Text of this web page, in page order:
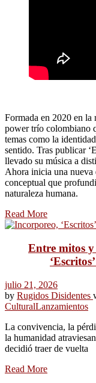
Formada en 2020 en la
power trío colombiano
temas como la
sentido. Tras publicar
llevado su música a
Ahora inicia una nueva
conceptual que
naturaleza humana.
Read More
Entre mitos
julio 21, 2026
by Rugidos Disidentes
CulturalLanzamientos
La convivencia, la
la humanidad
decidió traer de vuelta
Read More